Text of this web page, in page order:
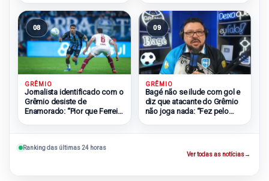
08
GRÊMIO
Jornalista identificado com o
Grêmio desiste de
Enamorado: “Pior que Ferreira
09
GRÊMIO
Bagé não se ilude com gol e
diz que atacante do Grêmio
não joga nada: “Fez pelo
Ranking das últimas 24 horas
Ver todas as notícias→